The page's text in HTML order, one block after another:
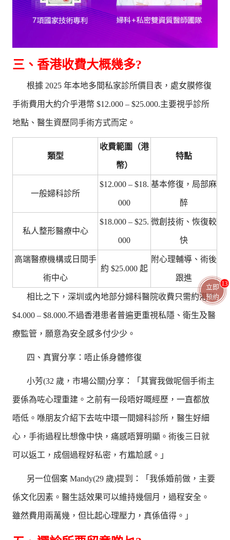
三、香港收費大概幾多?
根據 2025 年本地多間私家診所價目表，處女膜修復
手術費用大約介乎港幣 $12.000 – $25.000.主要視乎診所
地點、醫生資歷同手術方式而定。
類型
收費範圍（港
幣）
特點
一般婦科診所
$12.000 – $18.
000
基本修復，局部麻
醉
私人整形醫療中心
$18.000 – $25.
000
微創技術、恢復較
快
高端醫療機構或日間手
術中心
約 $25.000 起
附心理輔導、術後
跟進
相比之下，深圳或內地部分婦科醫院收費只需約港幣
$4.000 – $8.000.不過香港患者普遍更重視私隱、衛生及醫
療監管，願意為安全感多付少少。
四、真實分享：唔止係身體修復
小芳(32 歲，市場公關)分享：「其實我做呢個手術主
要係為咗心理重建。之前有一段唔好嘅經歷，一直都放
唔低。喺朋友介紹下去咗中環一間婦科診所，醫生好細
心，手術過程比想像中快，痛感唔算明顯。術後三日就
可以返工，成個過程好私密，冇尷尬感。」
另一位個案 Mandy(29 歲)提到：「我係婚前做，主要
係文化因素。醫生話效果可以維持幾個月，過程安全。
雖然費用兩萬幾，但比起心理壓力，真係值得。」
立即
預約
13